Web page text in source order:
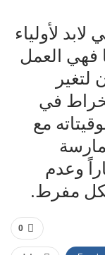
لأولياء
فهي العمل
لتغير
في
مع
وعدم
مفرط.
0